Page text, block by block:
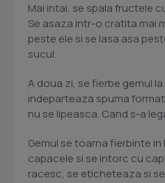
Mai intai, se spala fructele
Se asaza intr-o cratita mai
peste ele si se lasa asa
sucul.
A doua zi, se fierbe gemul
indeparteaza spuma
nu se lipeasca. Cand s-a
Gemul se toarna fierbinte
capacele si se intorc cu
racesc, se eticheteaza si